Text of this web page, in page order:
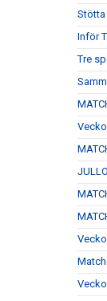
Stötta
Inför
Tre